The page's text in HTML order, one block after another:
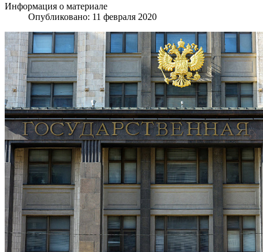
Информация о материале
Опубликовано: 11 февраля 2020